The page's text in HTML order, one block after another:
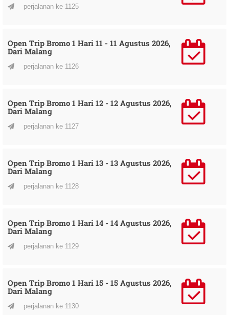
perjalanan ke 1125
Open Trip Bromo 1 Hari 11 - 11 Agustus 2026,
Dari Malang
perjalanan ke 1126
Open Trip Bromo 1 Hari 12 - 12 Agustus 2026,
Dari Malang
perjalanan ke 1127
Open Trip Bromo 1 Hari 13 - 13 Agustus 2026,
Dari Malang
perjalanan ke 1128
Open Trip Bromo 1 Hari 14 - 14 Agustus 2026,
Dari Malang
perjalanan ke 1129
Open Trip Bromo 1 Hari 15 - 15 Agustus 2026,
Dari Malang
perjalanan ke 1130